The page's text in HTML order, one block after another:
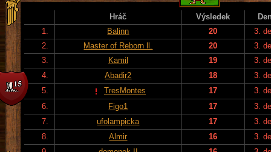
Hráč Výsledek
1.
Balinn 20
3.
2.
Master of Reborn ll. 20
3.
3.
Kamil 19
3.
4.
Abadir2 18
3.
5.
TresMontes 17
3.
6.
Figo1 17
3.
7.
ufolampicka 17
3.
8.
Almir 16
3.